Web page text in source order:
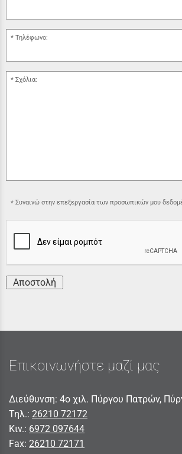
Τηλέφωνο:
Σχόλια:
Συναινώ στην επεξεργασία των προσωπικών μου
Αποστολή
Επικοινωνήστε μαζί μας
Διεύθυνση: 4ο χιλ. Πύργου Πατρών,
Τηλ.: 26210 72172
Κιν.: 6972 097644
Fax: 26210 72171